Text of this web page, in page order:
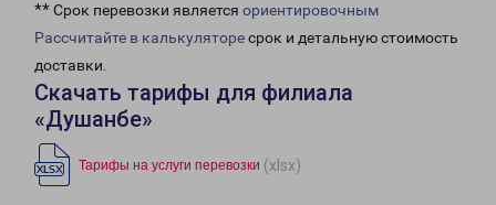
** Срок перевозки является ориентировочным
Рассчитайте в калькуляторесрок и детальную стоимость
доставки.
Скачать тарифы для филиала
«Душанбе»
Тарифы на услуги перевозки (xlsx)